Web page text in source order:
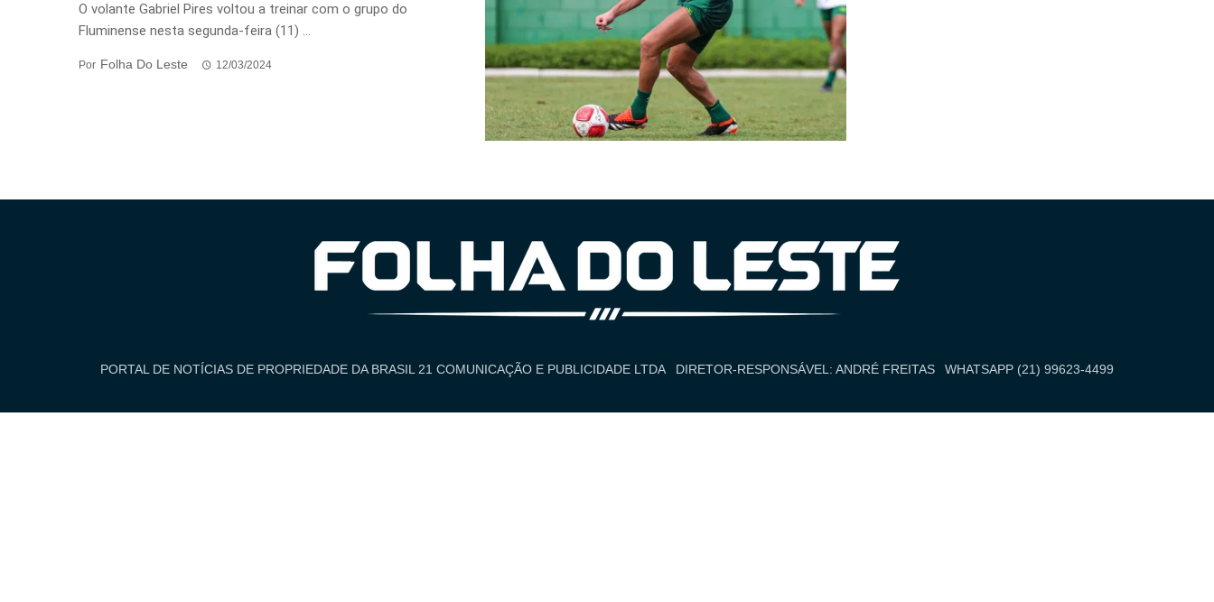
O volante Gabriel Pires voltou a treinar com o grupo do
Fluminense nesta segunda-feira (11) ...
Por Folha Do Leste 12/03/2024
PORTAL DE NOTÍCIAS DE PROPRIEDADE DA BRASIL 21 COMUNICAÇÃO E PUBLICIDADE LTDA DIRETOR-RESPONSÁVEL: ANDRÉ FREITAS WHATSAPP (21) 99623-4499